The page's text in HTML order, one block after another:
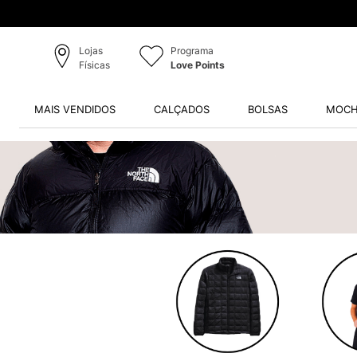
Lojas
Físicas
Programa
Love Points
MAIS VENDIDOS CALÇADOS BOLSAS